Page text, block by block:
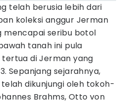
telah berusia lebih dari
koleksi anggur Jerman
mencapai seribu botol
tanah ini pula
di Jerman yang
Sepanjang sejarahnya,
dikunjungi oleh tokoh-
Brahms, Otto von